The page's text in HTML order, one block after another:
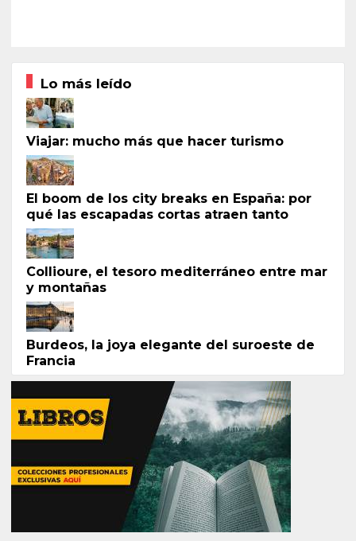
Lo más leído
Viajar: mucho más que hacer turismo
El boom de los city breaks en España: por
qué las escapadas cortas atraen tanto
Collioure, el tesoro mediterráneo entre mar
y montañas
Burdeos, la joya elegante del suroeste de
Francia